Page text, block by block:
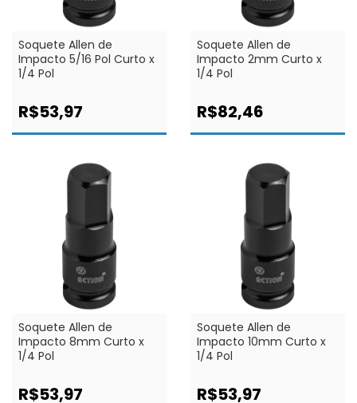
Soquete Allen de
Impacto 5/16 Pol Curto x
1/4 Pol
R$53,97
Soquete Allen de
Impacto 2mm Curto x
1/4 Pol
R$82,46
Soquete Allen de
Impacto 8mm Curto x
1/4 Pol
R$53,97
Soquete Allen de
Impacto 10mm Curto x
1/4 Pol
R$53,97